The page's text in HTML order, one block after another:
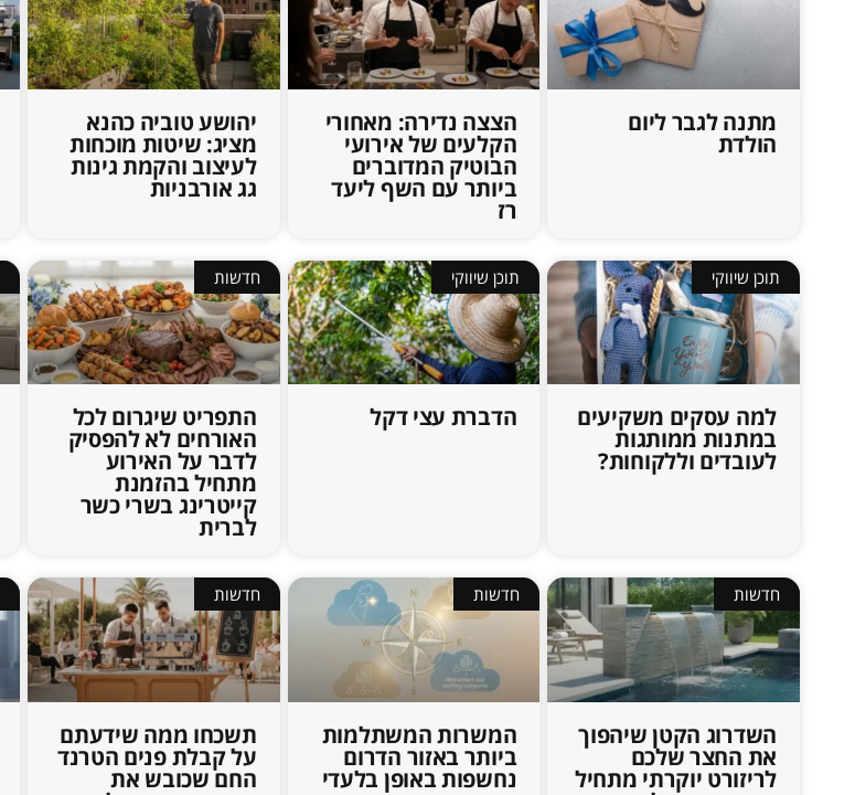
מתנה לגבר ליום
הולדת
הצצה נדירה: מאחורי
הקלעים של אירועי
הבוטיק המדוברים
ביותר עם השף ליעד
רז
יהושע טוביה כהנא
מציג: שיטות מוכחות
לעיצוב והקמת גינות
גג אורבניות
תוכן שיווקי
למה עסקים משקיעים
במתנות ממותגות
לעובדים וללקוחות?
תוכן שיווקי
הדברת עצי דקל
חדשות
התפריט שיגרום לכל
האורחים לא להפסיק
לדבר על האירוע
מתחיל בהזמנת
קייטרינג בשרי כשר
לברית
חדשות
השדרוג הקטן שיהפוך
את החצר שלכם
לריזורט יוקרתי מתחיל
חדשות
המשרות המשתלמות
ביותר באזור הדרום
נחשפות באופן בלעדי
חדשות
תשכחו ממה שידעתם
על קבלת פנים הטרנד
החם שכובש את